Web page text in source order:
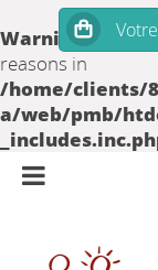
Warning:
reasons in
/home/clients/
a/web/pmb/